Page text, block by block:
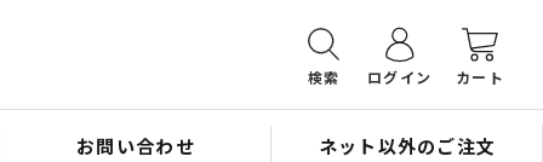
検索 ログイン カート
お問い合わせ ネット以外のご注文